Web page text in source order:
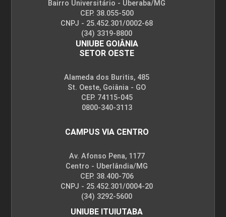
Bairro Universitário - Uberaba/MG
CEP. 38.055-500
CNPJ - 25.452.301/0002-68
(34) 3319-8800
UNIUBE GOIÂNIA
SETOR OESTE
Alameda dos Buritis, 485
St. Oeste, Goiânia - GO
CEP. 74115-045
0800-340-3113
CAMPUS VIA CENTRO
Av. Afonso Pena, 1177
Centro - Uberlândia/MG
CEP. 38.400-706
CNPJ - 25.452.301/0004-20
(34) 3292-5600
UNIUBE ITUIUTABA